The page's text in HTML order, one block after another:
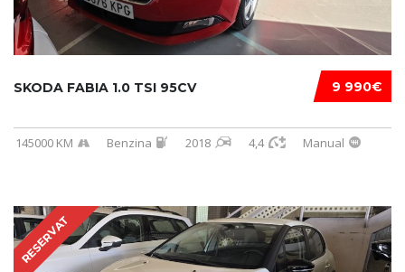
9 990€
SKODA FABIA 1.0 TSI 95CV
145000 KM Benzina 2018 4,4 Manual
RESERVAT